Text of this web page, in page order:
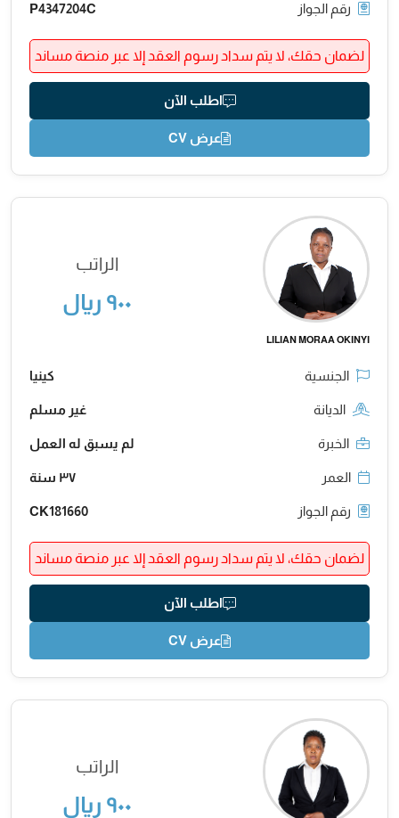
رقم الجواز P4347204C
لضمان حقك، لا يتم سداد رسوم العقد إلا عبر منصة مساند
اطلب الآن
عرض CV
LILIAN MORAA OKINYI
الراتب
٩٠٠ ريال
الجنسية كينيا
الديانة غير مسلم
الخبرة لم يسبق له العمل
العمر ٣٧ سنة
رقم الجواز CK181660
لضمان حقك، لا يتم سداد رسوم العقد إلا عبر منصة مساند
اطلب الآن
عرض CV
الراتب
٩٠٠ ريال